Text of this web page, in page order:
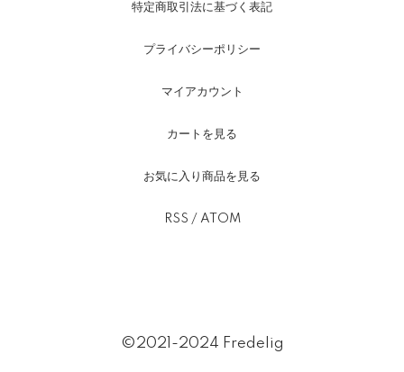
特定商取引法に基づく表記
プライバシーポリシー
マイアカウント
カートを見る
お気に入り商品を見る
RSS / ATOM
©2021-2024 Fredelig